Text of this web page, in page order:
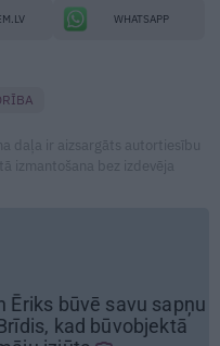
WHATSAPP
daļa ir aizsargāts autortiesību
izmantošana bez izdevēja
savu sapņu